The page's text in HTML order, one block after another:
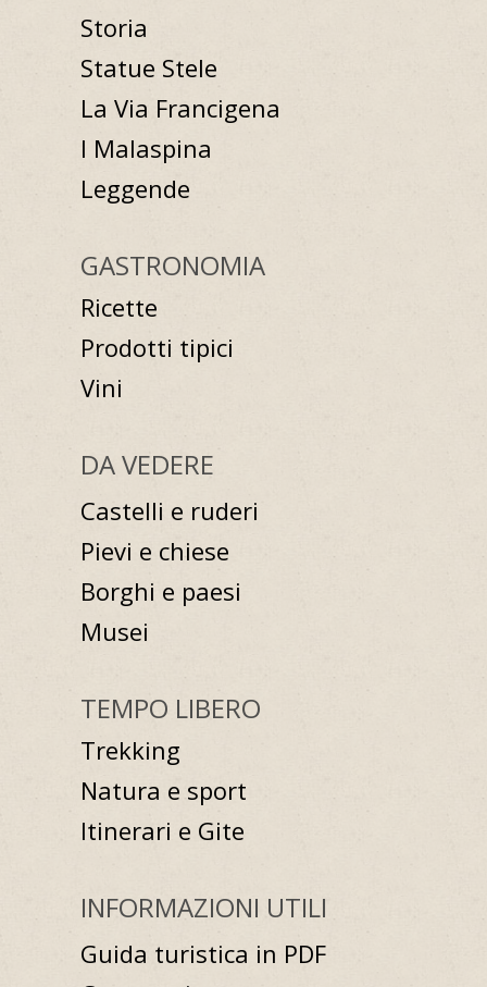
Storia
Statue Stele
La Via Francigena
I Malaspina
Leggende
GASTRONOMIA
Ricette
Prodotti tipici
Vini
DA VEDERE
Castelli e ruderi
Pievi e chiese
Borghi e paesi
Musei
TEMPO LIBERO
Trekking
Natura e sport
Itinerari e Gite
INFORMAZIONI UTILI
Guida turistica in PDF